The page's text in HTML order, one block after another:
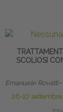
SCOLIOSI
Emanuele Rovatti ∙
26-27